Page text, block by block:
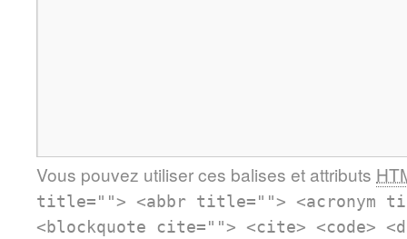
Vous pouvez utiliser ces balises et attributs
title=""> <abbr title=""> <acronym
<blockquote cite=""> <cite> <code>